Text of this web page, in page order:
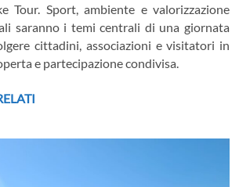
Tour. Sport, ambiente e valorizzazione
saranno i temi centrali di una giornata
cittadini, associazioni e visitatori in
e partecipazione condivisa.